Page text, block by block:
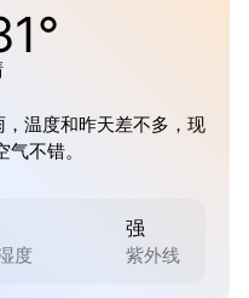
温度和昨天差不多，现
不错。
度
强
紫外线